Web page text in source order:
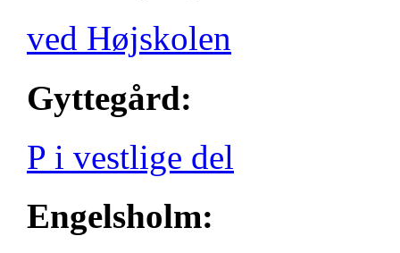
ved Højskolen
Gyttegård:
P i vestlige del
Engelsholm: